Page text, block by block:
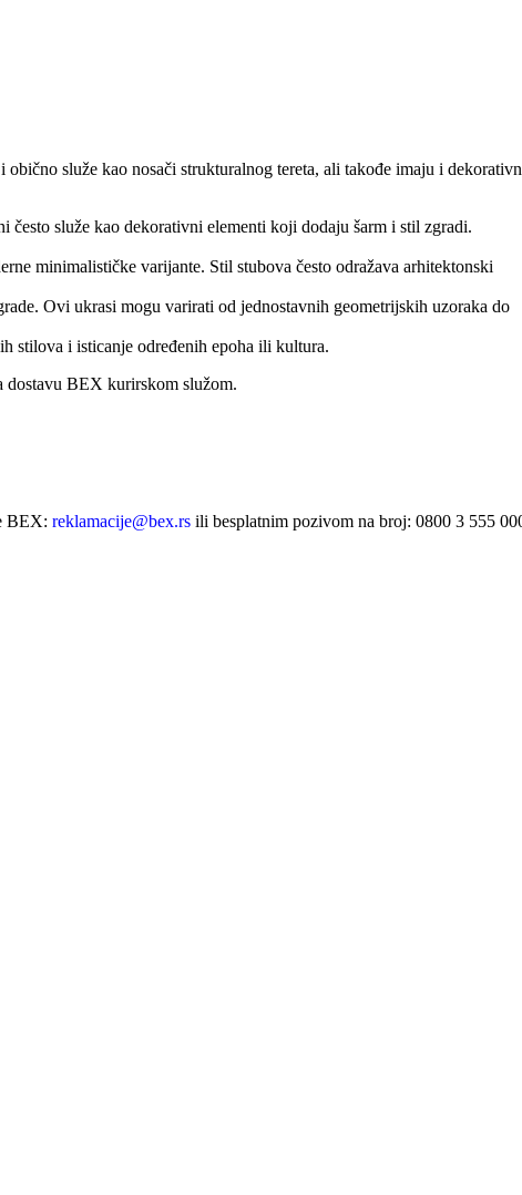
služe kao nosači strukturalnog tereta, ali takođe imaju i
često služe kao dekorativni elementi koji dodaju šarm i stil zgradi.
minimalističke varijante. Stil stubova često odražava arhitektonski
Ovi ukrasi mogu varirati od jednostavnih geometrijskih uzoraka do
stilova i isticanje određenih epoha ili kultura.
BEX kurirskom služom.
BEX: reklamacije@bex.rs ili besplatnim pozivom na broj: 0800 3 555